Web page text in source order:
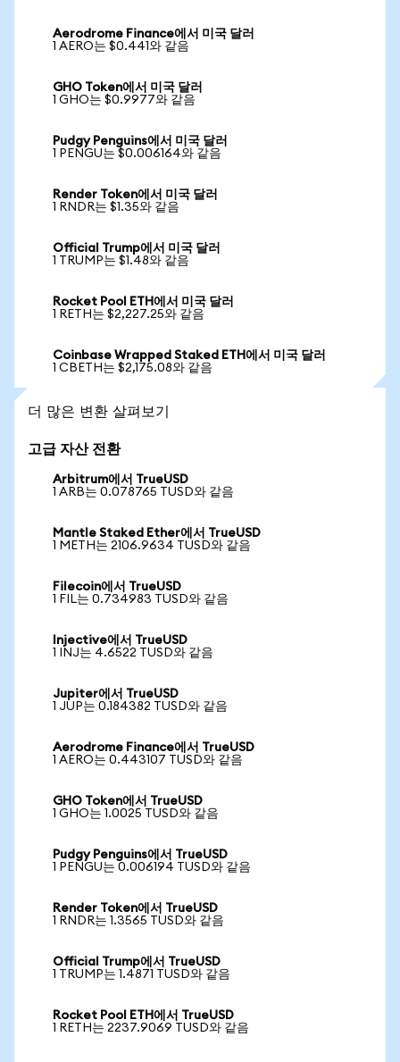
Aerodrome Finance에서 미국 달러
1 AERO는 $0.441와 같음
GHO Token에서 미국 달러
1 GHO는 $0.9977와 같음
Pudgy Penguins에서 미국 달러
1 PENGU는 $0.006164와 같음
Render Token에서 미국 달러
1 RNDR는 $1.35와 같음
Official Trump에서 미국 달러
1 TRUMP는 $1.48와 같음
Rocket Pool ETH에서 미국 달러
1 RETH는 $2,227.25와 같음
Coinbase Wrapped Staked ETH에서 미국 달러
1 CBETH는 $2,175.08와 같음
더 많은 변환 살펴보기
고급 자산 전환
Arbitrum에서 TrueUSD
1 ARB는 0.078765 TUSD와 같음
Mantle Staked Ether에서 TrueUSD
1 METH는 2106.9634 TUSD와 같음
Filecoin에서 TrueUSD
1 FIL는 0.734983 TUSD와 같음
Injective에서 TrueUSD
1 INJ는 4.6522 TUSD와 같음
Jupiter에서 TrueUSD
1 JUP는 0.184382 TUSD와 같음
Aerodrome Finance에서 TrueUSD
1 AERO는 0.443107 TUSD와 같음
GHO Token에서 TrueUSD
1 GHO는 1.0025 TUSD와 같음
Pudgy Penguins에서 TrueUSD
1 PENGU는 0.006194 TUSD와 같음
Render Token에서 TrueUSD
1 RNDR는 1.3565 TUSD와 같음
Official Trump에서 TrueUSD
1 TRUMP는 1.4871 TUSD와 같음
Rocket Pool ETH에서 TrueUSD
1 RETH는 2237.9069 TUSD와 같음